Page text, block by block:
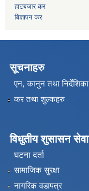
हाटबजार कर
बिज्ञापन कर
सूचनाहरु
एन, कानुन तथा निर्देशिका
कर तथा शुल्कहरु
विधुतीय शुसासन सेवा
घटना दर्ता
सामाजिक सुरक्षा
नागरिक वडापत्र